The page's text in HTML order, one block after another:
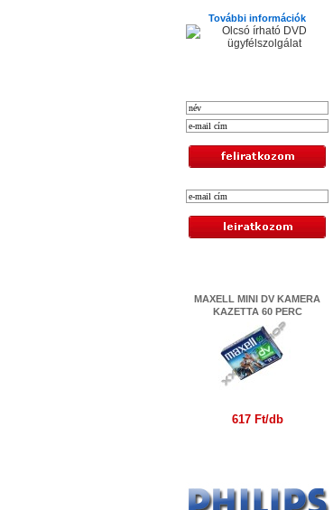
További információk
MAXELL MINI DV KAMERA
KAZETTA 60 PERC
617 Ft/db